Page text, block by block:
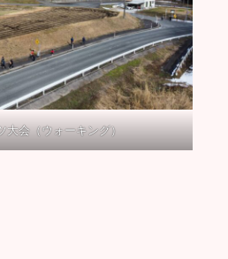
大会（ウォーキング）